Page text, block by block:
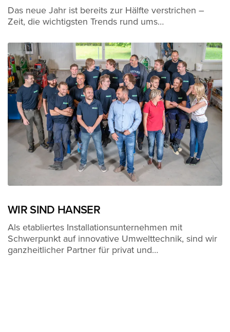
Das neue Jahr ist bereits zur Hälfte verstrichen –
Zeit, die wichtigsten Trends rund ums…
WIR SIND HANSER
Als etabliertes Installationsunternehmen mit
Schwerpunkt auf innovative Umwelttechnik, sind wir
ganzheitlicher Partner für privat und…